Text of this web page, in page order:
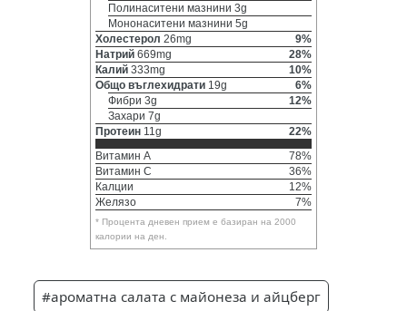
Полинаситени мазнини 3g
Мононаситени мазнини 5g
Холестерол 26mg
9%
Натрий 669mg
28%
Калий 333mg
10%
Общо въглехидрати 19g
6%
Фибри 3g
12%
Захари 7g
Протеин 11g
22%
Витамин A
78%
Витамин C
36%
Калции
12%
Желязо
7%
* Процента дневен прием е базиран на 2000
калории на ден.
#ароматна салата с майонеза и айцберг